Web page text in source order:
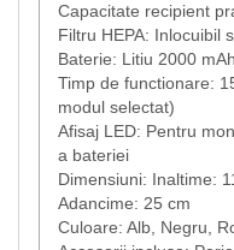
Capacitate recipient
Filtru HEPA: Inlocuibil
Baterie: Litiu 2000
Timp de functionare:
modul selectat)
Afisaj LED: Pentru
a bateriei
Dimensiuni: Inaltime:
Adancime: 25 cm
Culoare: Alb, Negru,